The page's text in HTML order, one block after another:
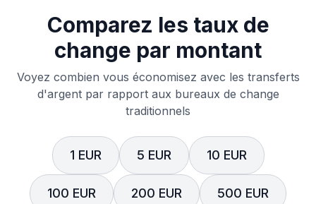
Comparez les taux de
change par montant
Voyez combien vous économisez avec les transferts
d'argent par rapport aux bureaux de change
traditionnels
1 EUR 5 EUR 10 EUR
100 EUR 200 EUR 500 EUR